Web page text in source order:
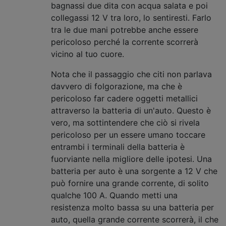
bagnassi due dita con acqua salata e poi
collegassi 12 V tra loro, lo sentiresti. Farlo
tra le due mani potrebbe anche essere
pericoloso perché la corrente scorrerà
vicino al tuo cuore.
Nota che il passaggio che citi non parlava
davvero di folgorazione, ma che è
pericoloso far cadere oggetti metallici
attraverso la batteria di un'auto. Questo è
vero, ma sottintendere che ciò si rivela
pericoloso per un essere umano toccare
entrambi i terminali della batteria è
fuorviante nella migliore delle ipotesi. Una
batteria per auto è una sorgente a 12 V che
può fornire una grande corrente, di solito
qualche 100 A. Quando metti una
resistenza molto bassa su una batteria per
auto, quella grande corrente scorrerà, il che